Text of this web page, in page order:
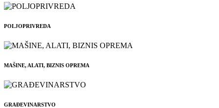
POLJOPRIVREDA
MAŠINE, ALATI, BIZNIS OPREMA
GRAĐEVINARSTVO